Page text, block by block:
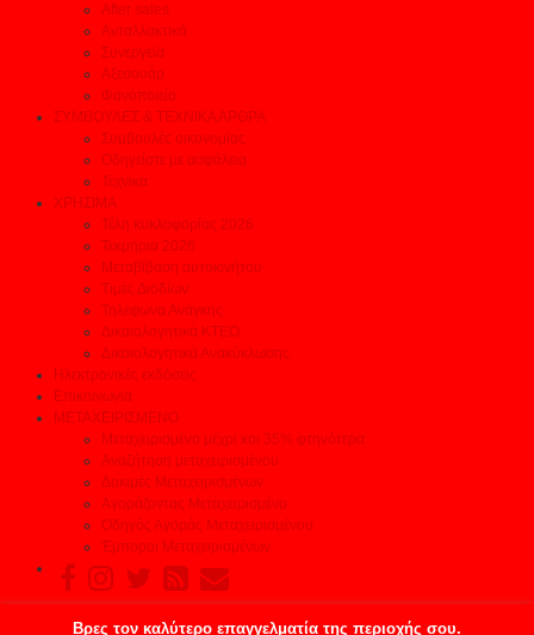
After sales
Ανταλλακτικά
Συνεργεία
Αξεσουάρ
Φανοποιεία
ΣΥΜΒΟΥΛΕΣ & ΤΕΧΝΙΚΑ ΑΡΘΡΑ
Συμβουλές οικονομίας
Οδηγείστε με ασφάλεια
Τεχνικά
ΧΡΗΣΙΜΑ
Τέλη κυκλοφορίας 2026
Τεκμήρια 2026
Μεταβίβαση αυτοκινήτου
Τιμές Διοδίων
Τηλέφωνα Ανάγκης
Δικαιολογητικά ΚΤΕΟ
Δικαιολογητικά Ανακύκλωσης
Ηλεκτρονικές εκδόσεις
Επικοινωνία
ΜΕΤΑΧΕΙΡΙΣΜΕΝΟ
Μεταχειρισμένα μέχρι και 35% φτηνότερα
Αναζήτηση μεταχειρισμένου
Δοκιμές Μεταχειρισμένων
Αγοράζοντας Μεταχειρισμένο
Οδηγός Αγοράς Μεταχειρισμένου
Έμποροι Μεταχειρισμένων